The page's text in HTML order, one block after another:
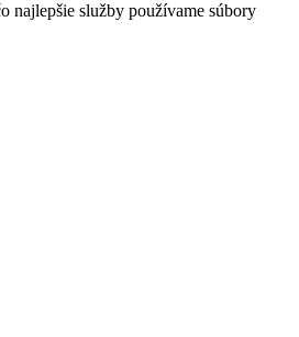
najlepšie služby používame súbory